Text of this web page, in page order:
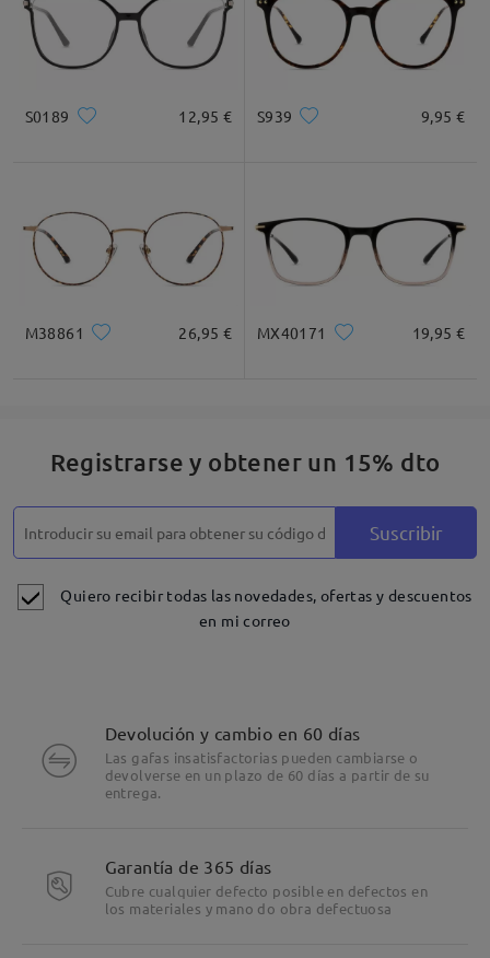
S0189 12,95 € S939 9,95 €
M38861 26,95 € MX40171 19,95 €
Registrarse y obtener un 15% dto
Suscribir
Quiero recibir todas las novedades, ofertas y descuentos
en mi correo
Devolución y cambio en 60 días
Las gafas insatisfactorias pueden cambiarse o
devolverse en un plazo de 60 días a partir de su
entrega.
Garantía de 365 días
Cubre cualquier defecto posible en defectos en
los materiales y mano do obra defectuosa